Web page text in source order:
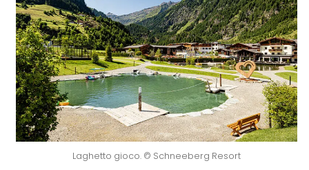
Laghetto gioco. © Schneeberg Resort